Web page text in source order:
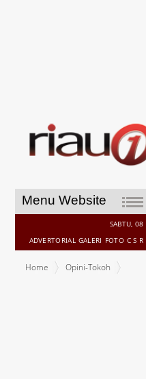
Menu Website
SABTU,
ADVERTORIAL GALERI FOTO C S R
Home
Opini-Tokoh